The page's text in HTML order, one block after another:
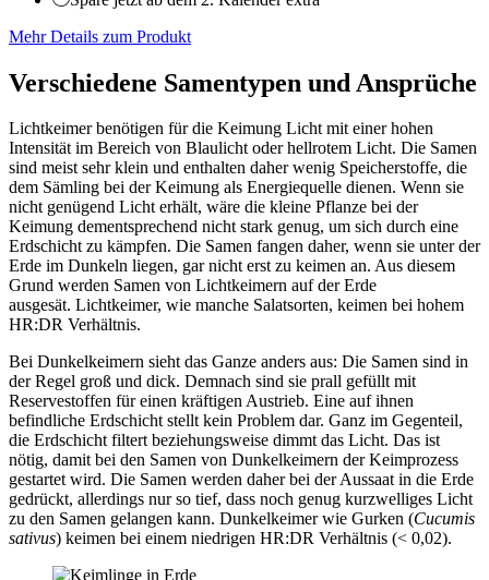
Mehr Details zum Produkt
Verschiedene Samentypen und Ansprüche
Lichtkeimer benötigen für die Keimung Licht mit einer hohen
Intensität im Bereich von Blaulicht oder hellrotem Licht. Die Samen
sind meist sehr klein und enthalten daher wenig Speicherstoffe, die
dem Sämling bei der Keimung als Energiequelle dienen. Wenn sie
nicht genügend Licht erhält, wäre die kleine Pflanze bei der
Keimung dementsprechend nicht stark genug, um sich durch eine
Erdschicht zu kämpfen. Die Samen fangen daher, wenn sie unter der
Erde im Dunkeln liegen, gar nicht erst zu keimen an. Aus diesem
Grund werden Samen von Lichtkeimern auf der Erde
ausgesät. Lichtkeimer, wie manche Salatsorten, keimen bei hohem
HR:DR Verhältnis.
Bei Dunkelkeimern sieht das Ganze anders aus: Die Samen sind in
der Regel groß und dick. Demnach sind sie prall gefüllt mit
Reservestoffen für einen kräftigen Austrieb. Eine auf ihnen
befindliche Erdschicht stellt kein Problem dar. Ganz im Gegenteil,
die Erdschicht filtert beziehungsweise dimmt das Licht. Das ist
nötig, damit bei den Samen von Dunkelkeimern der Keimprozess
gestartet wird. Die Samen werden daher bei der Aussaat in die Erde
gedrückt, allerdings nur so tief, dass noch genug kurzwelliges Licht
zu den Samen gelangen kann. Dunkelkeimer wie Gurken (Cucumis
sativus) keimen bei einem niedrigen HR:DR Verhältnis (< 0,02).